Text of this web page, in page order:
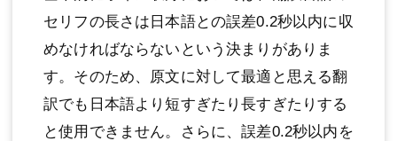
セリフの長さは日本語との誤差0.2秒以内に収
めなければならないという決まりがありま
す。そのため、原文に対して最適と思える翻
訳でも日本語より短すぎたり長すぎたりする
と使用できません。さらに、誤差0.2秒以内を